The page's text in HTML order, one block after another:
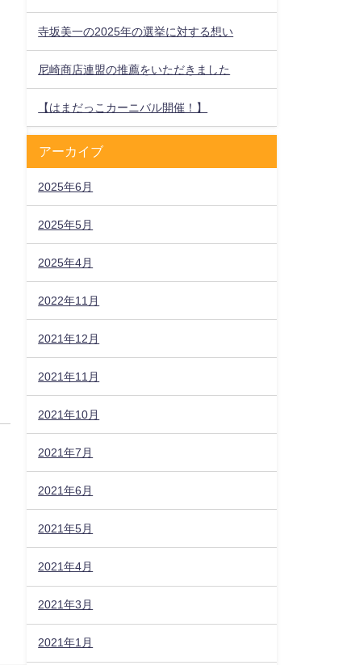
寺坂美一の2025年の選挙に対する想い
尼崎商店連盟の推薦をいただきました
【はまだっこカーニバル開催！】
アーカイブ
2025年6月
2025年5月
2025年4月
2022年11月
2021年12月
2021年11月
2021年10月
2021年7月
2021年6月
2021年5月
2021年4月
2021年3月
2021年1月